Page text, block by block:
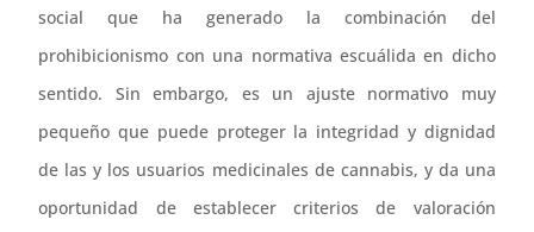
social que ha generado la combinación del
prohibicionismo con una normativa escuálida en dicho
sentido. Sin embargo, es un ajuste normativo muy
pequeño que puede proteger la integridad y dignidad
de las y los usuarios medicinales de cannabis, y da una
oportunidad de establecer criterios de valoración